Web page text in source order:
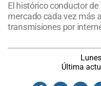
El histórico conductor
mercado cada vez más
transmisiones por
Última